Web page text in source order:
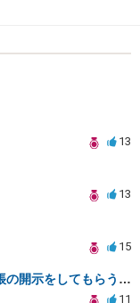
13
13
15
不当利得返還請求訴訟で相手方の通帳の開示をしてもらうことは可能か。また勝訴の確率は？
11